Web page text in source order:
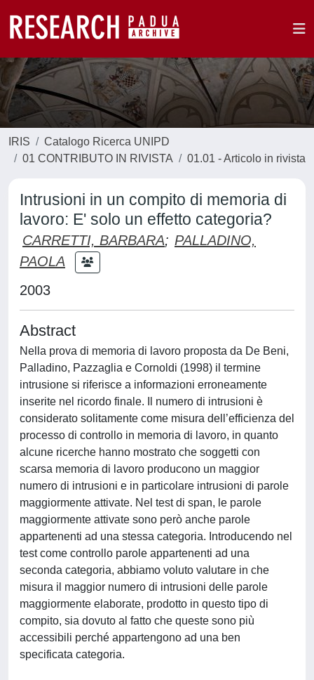
IRIS
Catalogo Ricerca UNIPD
01 CONTRIBUTO IN RIVISTA
01.01 - Articolo in rivista
Intrusioni in un compito di memoria di
lavoro: E' solo un effetto categoria?
CARRETTI, BARBARA; PALLADINO,
PAOLA
2003
Abstract
Nella prova di memoria di lavoro proposta da De Beni,
Palladino, Pazzaglia e Cornoldi (1998) il termine
intrusione si riferisce a informazioni erroneamente
inserite nel ricordo finale. Il numero di intrusioni è
considerato solitamente come misura dell’efficienza del
processo di controllo in memoria di lavoro, in quanto
alcune ricerche hanno mostrato che soggetti con
scarsa memoria di lavoro producono un maggior
numero di intrusioni e in particolare intrusioni di parole
maggiormente attivate. Nel test di span, le parole
maggiormente attivate sono però anche parole
appartenenti ad una stessa categoria. Introducendo nel
test come controllo parole appartenenti ad una
seconda categoria, abbiamo voluto valutare in che
misura il maggior numero di intrusioni delle parole
maggiormente elaborate, prodotto in questo tipo di
compito, sia dovuto al fatto che queste sono più
accessibili perché appartengono ad una ben
specificata categoria.